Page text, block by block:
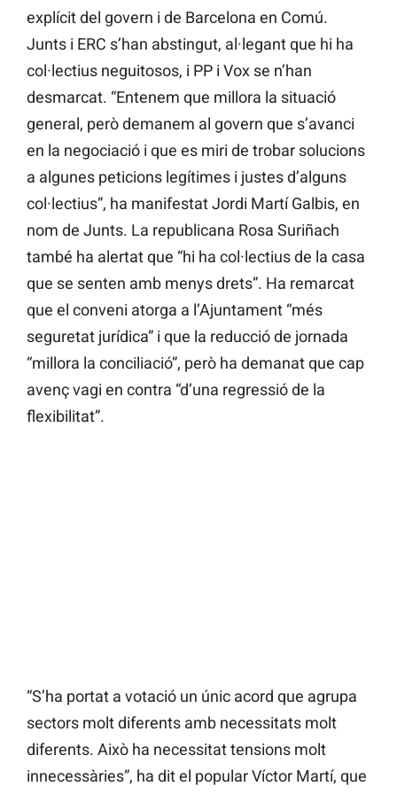
explícit del govern i de Barcelona en Comú.
Junts i ERC s’han abstingut, al·legant que hi ha
col·lectius neguitosos, i PP i Vox se n’han
desmarcat. “Entenem que millora la situació
general, però demanem al govern que s’avanci
en la negociació i que es miri de trobar solucions
a algunes peticions legítimes i justes d’alguns
col·lectius”, ha manifestat Jordi Martí Galbis, en
nom de Junts. La republicana Rosa Suriñach
també ha alertat que “hi ha col·lectius de la casa
que se senten amb menys drets”. Ha remarcat
que el conveni atorga a l’Ajuntament “més
seguretat jurídica” i que la reducció de jornada
“millora la conciliació”, però ha demanat que cap
avenç vagi en contra “d’una regressió de la
flexibilitat”.
“S’ha portat a votació un únic acord que agrupa
sectors molt diferents amb necessitats molt
diferents. Això ha necessitat tensions molt
innecessàries”, ha dit el popular Víctor Martí, que